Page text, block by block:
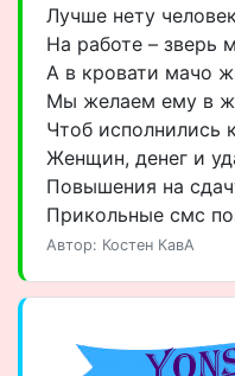
Лучше нету
На работе – зверь
А в кровати мачо
Мы желаем ему в
Чтоб исполнились
Женщин, денег и
Повышения на
Прикольные смс
Автор: Костен КавА